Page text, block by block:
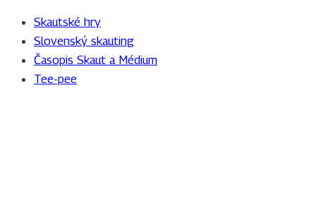
Skautské hry
Slovenský skauting
Časopis Skaut a Médium
Tee-pee